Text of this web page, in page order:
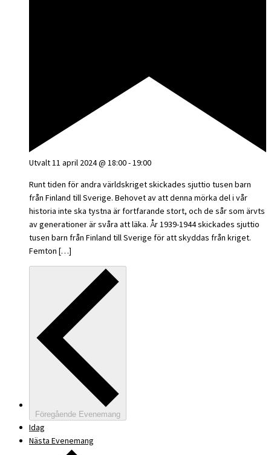
Utvalt11 april 2024 @ 18:00-19:00
Runt tiden för andra världskriget skickades sjuttio tusen barn
från Finland till Sverige. Behovet av att denna mörka del i vår
historia inte ska tystna är fortfarande stort, och de sår som ärvts
av generationer är svåra att läka. År 1939-1944 skickades sjuttio
tusen barn från Finland till Sverige för att skyddas från kriget.
Femton […]
Föregående Evenemang
Idag
Nästa Evenemang